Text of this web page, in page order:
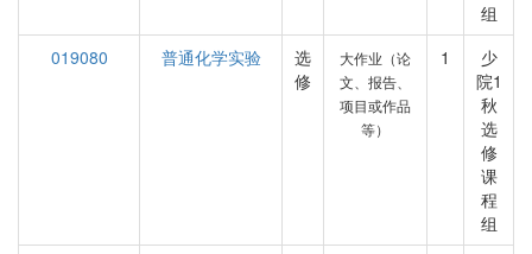
组
019080
普通化学实验
选
修
大作业（论
文、报告、
项目或作品
等）
1
少
院1
秋
选
修
课
程
组